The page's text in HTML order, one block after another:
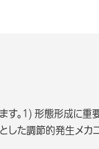
。1) 形態形成に重
した調節的発生メカ